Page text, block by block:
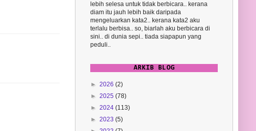
lebih selesa untuk tidak berbicara.. kerana
diam itu jauh lebih baik daripada
mengeluarkan kata2.. kerana kata2 aku
terlalu berbisa.. so, biarlah aku berbicara di
sini.. di dunia sepi.. tiada siapapun yang
peduli..
ARKIB BLOG
► 2026 (2)
► 2025 (78)
► 2024 (113)
► 2023 (5)